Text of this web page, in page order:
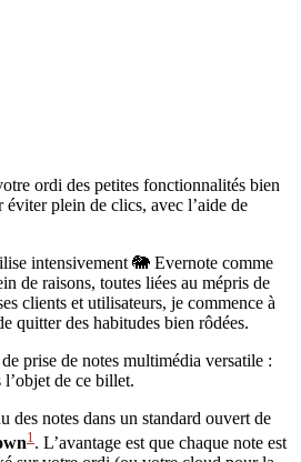
ordi des petites fonctionnalités bien
plein de clics, avec l’aide de
intensivement 🐘 Evernote comme
de raisons, toutes liées au mépris de
clients et utilisateurs, je commence à
quitter des habitudes bien rôdées.
prise de notes multimédia versatile :
de ce billet.
des notes dans un standard ouvert de
1 . L’avantage est que chaque note est